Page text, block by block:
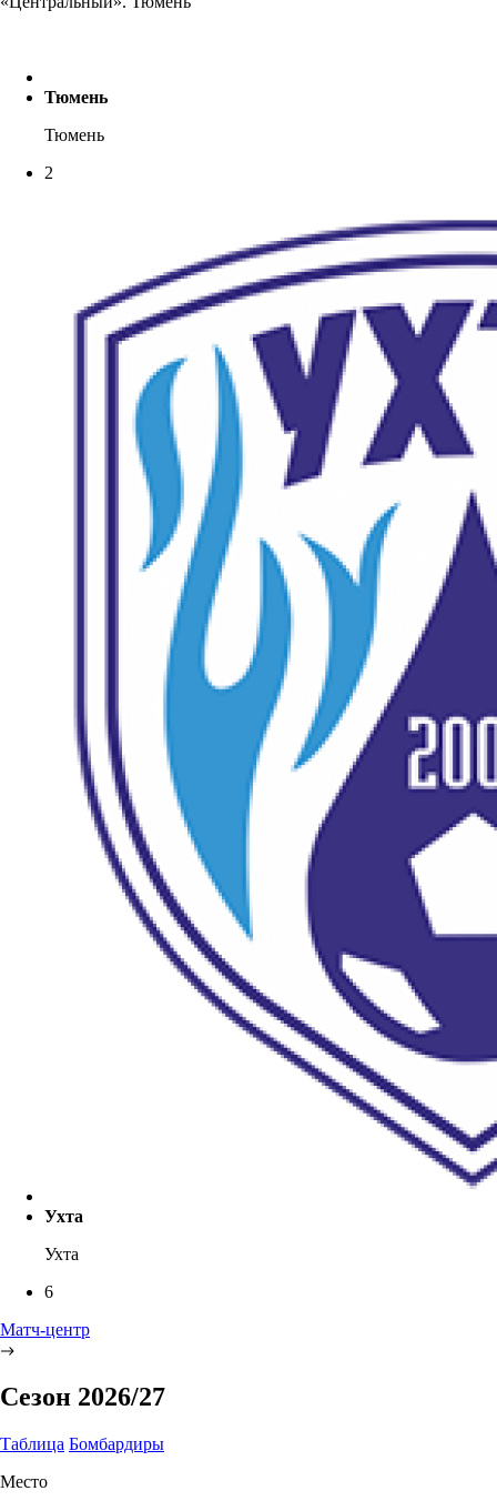
Тюмень
Тюмень
2
Ухта
Ухта
6
Матч-центр
Сезон 2026/27
Таблица Бомбардиры
Место